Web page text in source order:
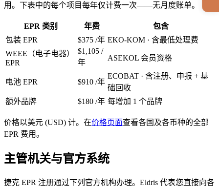
用。下表中的每个项目每年仅计费一次——无月度账单。
EPR 类别 年费
包含
包装 EPR
$375 /年 EKO-KOM · 含最低处理费
WEEE（电子电器）
EPR
$1,105 /
年
ASEKOL 会员资格
电池 EPR $910 /年
ECOBAT · 含注册、申报 + 基
础回收
额外品牌
$180 /年 每增加 1 个品牌
价格以美元 (USD) 计。在价格页面查看各国及各币种的全部
EPR 费用。
主管机关与官方系统
捷克 EPR 注册通过下列官方机构办理。Eldris 代表您直接向各